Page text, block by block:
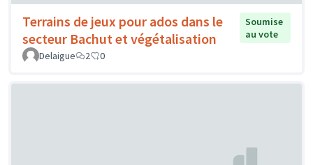
Terrains de jeux pour ados dans le
secteur Bachut et végétalisation
Soumise
au vote
Delaigue
2 0